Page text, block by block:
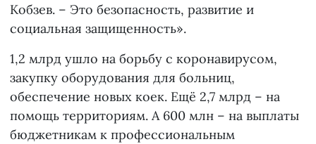
Кобзев. – Это безопасность, развитие и
социальная защищенность».
1,2 млрд ушло на борьбу с коронавирусом,
закупку оборудования для больниц,
обеспечение новых коек. Ещё 2,7 млрд – на
помощь территориям. А 600 млн – на выплаты
бюджетникам к профессиональным